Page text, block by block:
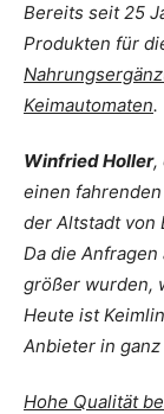
Bereits seit 25
Produkten für
Keimautomaten.
Winfried Holler,
einen
der Altstadt von
Da die
größer wurden,
Heute ist
Anbieter in ganz
Hohe Qualität